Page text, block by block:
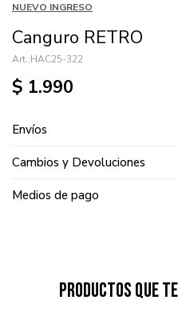
NUEVO INGRESO
Canguro RETRO
HAC25-322
$ 1.990
Envíos
Cambios y Devoluciones
Medios de pago
Productos que